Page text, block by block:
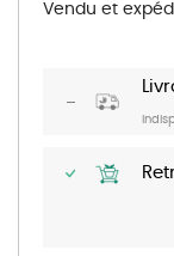
beginning
Vendu et